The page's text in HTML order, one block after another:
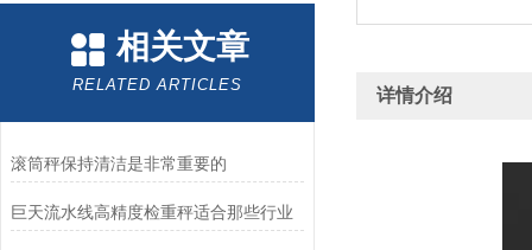
相关文章
RELATED ARTICLES
滚筒秤保持清洁是非常重要的
巨天流水线高精度检重秤适合那些行业
详情介绍